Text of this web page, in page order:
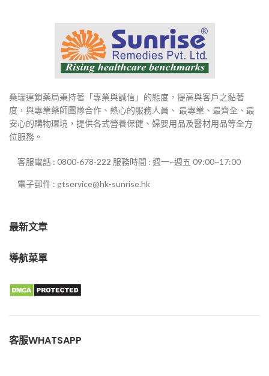
桑瑞連鎖藥局秉持著「專業與誠信」的態度，提高與客戶之黏著
度，與專業藥師團隊合作、熱心的服務人員、 最專業、最齊全、最
安心的購物環境，提供各式營養保健、婦嬰用品及醫材用品等全方
位服務。
客服電話 : 0800-678-222 服務時間 : 週一~週五 09:00~17:00
電子郵件 : gtservice@hk-sunrise.hk
最新文章
導航菜單
客服WHATSAPP